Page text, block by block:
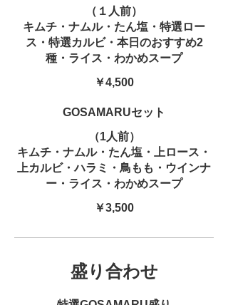
（１人前）
キムチ・ナムル・たん塩・特選ロー
ス・特選カルビ・本日のおすすめ2
種・ライス・わかめスープ
￥4,500
GOSAMARUセット
（1人前）
キムチ・ナムル・たん塩・上ロース・
上カルビ・ハラミ・鳥もも・ウインナ
ー・ライス・わかめスープ
￥3,500
盛り合わせ